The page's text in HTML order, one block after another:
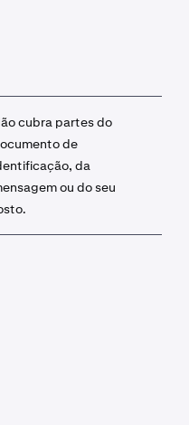
cubra partes do
de
da
ou do seu